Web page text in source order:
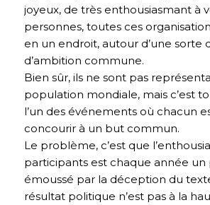
joyeux, de très enthousiasmant à
personnes, toutes ces
en un endroit, autour d’une sorte
d’ambition commune.
Bien sûr, ils ne sont pas
population mondiale, mais c’est
l’un des événements où chacun
concourir à un but commun.
Le problème, c’est que
participants est chaque année un
émoussé par la déception du
résultat politique n’est pas à la